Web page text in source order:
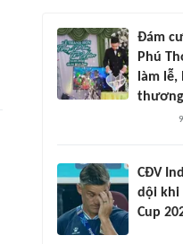
Đám
Phú
làm
thương
CĐV
dội khi
Cup